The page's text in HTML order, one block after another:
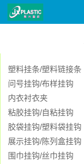
塑料挂条/塑料链接条
问号挂钩/布样挂钩
内衣衬衣夹
粘胶挂钩/自粘挂钩
胶袋挂钩/塑料袋挂钩
展示挂钩/陈列盒挂钩
围巾挂钩/丝巾挂钩